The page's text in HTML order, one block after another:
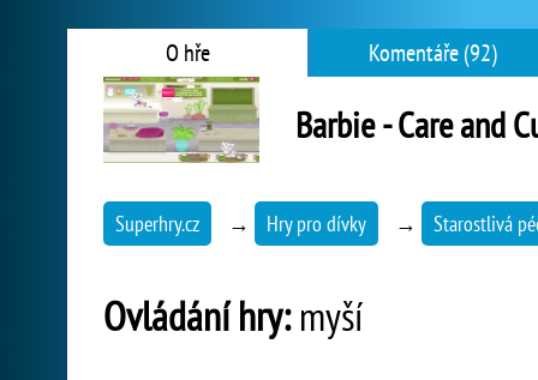
O hře Komentáře (92)
Barbie - Care and
Superhry.cz → Hry pro dívky → Starostlivá
Ovládání hry:myší